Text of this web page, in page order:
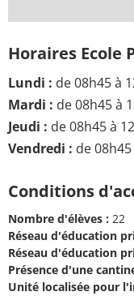
Horaires Ecole
Lundi : de 08h45 à
Mardi : de 08h45 à
Jeudi : de 08h45 à
Vendredi : de
Conditions
Nombre d'élèves : 22
Réseau d'éducation
Réseau d'éducation
Présence d'une
Unité localisée pour